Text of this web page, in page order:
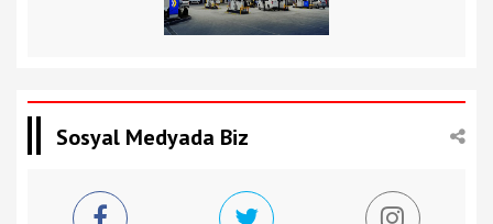
Sosyal Medyada Biz